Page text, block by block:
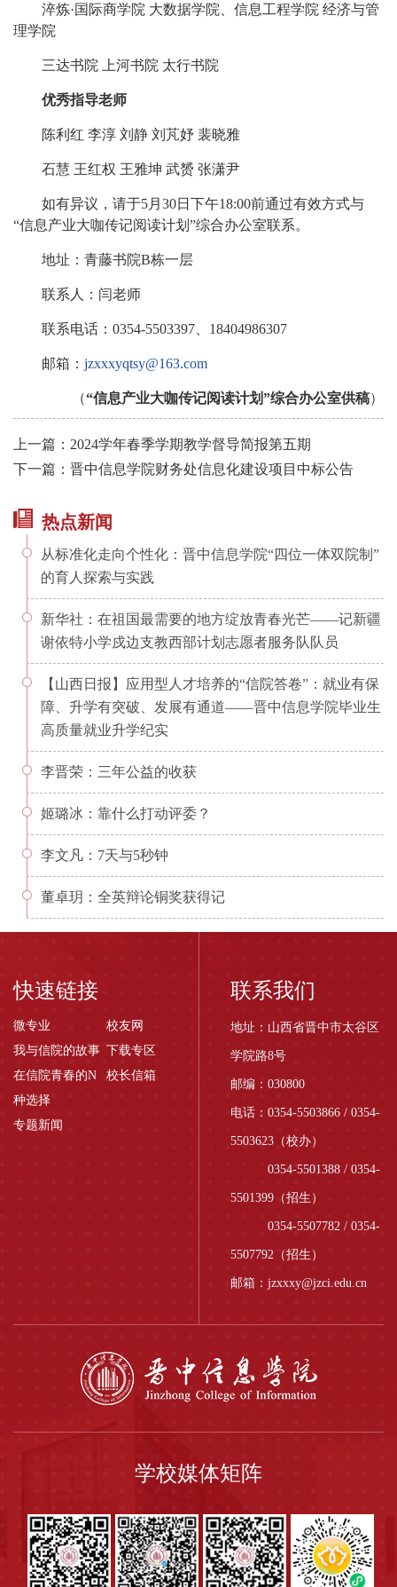
淬炼·国际商学院 大数据学院、信息工程学院 经济与管
理学院
三达书院 上河书院 太行书院
优秀指导老师
陈利红 李淳 刘静 刘芃妤 裴晓雅
石慧 王红权 王雅坤 武赟 张潇尹
如有异议，请于5月30日下午18:00前通过有效方式与
“信息产业大咖传记阅读计划”综合办公室联系。
地址：青藤书院B栋一层
联系人：闫老师
联系电话：0354-5503397、18404986307
邮箱： jzxxxyqtsy@163.com
（“信息产业大咖传记阅读计划”综合办公室供稿）
上一篇：2024学年春季学期教学督导简报第五期
下一篇：晋中信息学院财务处信息化建设项目中标公告
热点新闻
从标准化走向个性化：晋中信息学院“四位一体双院制”
的育人探索与实践
新华社：在祖国最需要的地方绽放青春光芒——记新疆
谢依特小学戍边支教西部计划志愿者服务队队员
【山西日报】应用型人才培养的“信院答卷”：就业有保
障、升学有突破、发展有通道——晋中信息学院毕业生
高质量就业升学纪实
李晋荣：三年公益的收获
姬璐冰：靠什么打动评委？
李文凡：7天与5秒钟
董卓玥：全英辩论铜奖获得记
快速链接
微专业
校友网
我与信院的故事 下载专区
在信院青春的N
种选择
校长信箱
专题新闻
联系我们
地址：山西省晋中市太谷区
学院路8号
邮编：030800
电话：0354-5503866 / 0354-
5503623（校办）
0354-5501388 / 0354-
5501399（招生）
0354-5507782 / 0354-
5507792（招生）
邮箱：jzxxxy@jzci.edu.cn
学校媒体矩阵